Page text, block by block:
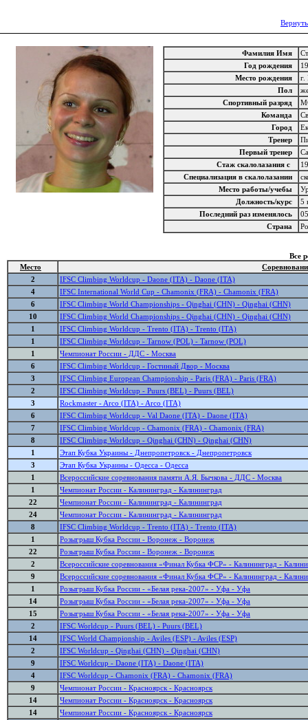
Фамилия Имя
Год рождения
Место рождения
г.
Пол
Спортивный разряд
Команда
Город
Тренер
Первый тренер
Стаж скалолазания с
Специализация в скалолазании
Место работы/учебы
Должность/курс
5
Последний раз изменялось
Страна
Все
Место
2
IFSC Climbing Worldcup - Daone (ITA) - Daone (ITA)
4
IFSC International World Cup - Chamonix (FRA) - Chamonix (FRA)
6
IFSC Climbing World Championships - Qinghai (CHN) - Qinghai (CHN)
10
IFSC Climbing World Championships - Qinghai (CHN) - Qinghai (CHN)
1
IFSC Climbing Worldcup - Trento (ITA) - Trento (ITA)
1
IFSC Climbing Worldcup - Tarnow (POL) - Tarnow (POL)
1
Чемпионат России - ДДС - Москва
6
IFSC Climbing Worldcup - Гостиный Двор - Москва
3
IFSC Climbing European Championship - Paris (FRA) - Paris (FRA)
2
IFSC Climbing Worldcup - Puurs (BEL) - Puurs (BEL)
3
Rockmaster - Arco (ITA) - Arco (ITA)
6
IFSC Climbing Worldcup - Val Daone (ITA) - Daone (ITA)
7
IFSC Climbing Worldcup - Chamonix (FRA) - Chamonix (FRA)
8
IFSC Climbing Worldcup - Qinghai (CHN) - Qinghai (CHN)
1
Этап Кубка Украины - Днепропетровск - Днепропетровск
3
Этап Кубка Украины - Одесса - Одесса
1
Всероссийские соревнования памяти А.Я. Бычкова - ДДС - Москва
1
Чемпионат России - Калининград - Калининград
22
Чемпионат России - Калининград - Калининград
24
Чемпионат России - Калининград - Калининград
8
IFSC Climbing Worldcup - Trento (ITA) - Trento (ITA)
1
Розыгрыш Кубка России - Воронеж - Воронеж
22
Розыгрыш Кубка России - Воронеж - Воронеж
2
Всероссийские соревнования «Финал Кубка ФСР» - Калининград -
9
Всероссийские соревнования «Финал Кубка ФСР» - Калининград -
1
Розыгрыш Кубка России - «Белая река-2007» - Уфа - Уфа
14
Розыгрыш Кубка России - «Белая река-2007» - Уфа - Уфа
15
Розыгрыш Кубка России - «Белая река-2007» - Уфа - Уфа
2
IFSC Worldcup - Puurs (BEL) - Puurs (BEL)
14
IFSC World Championship - Aviles (ESP) - Aviles (ESP)
2
IFSC Worldcup - Qinghai (CHN) - Qinghai (CHN)
9
IFSC Worldcup - Daone (ITA) - Daone (ITA)
4
IFSC Worldcup - Chamonix (FRA) - Chamonix (FRA)
9
Чемпионат России - Красноярск - Красноярск
14
Чемпионат России - Красноярск - Красноярск
14
Чемпионат России - Красноярск - Красноярск